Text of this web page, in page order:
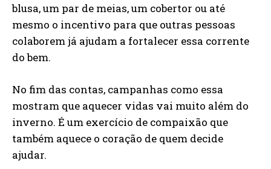
blusa, um par de meias, um cobertor ou até
mesmo o incentivo para que outras pessoas
colaborem já ajudam a fortalecer essa corrente
do bem.
No fim das contas, campanhas como essa
mostram que aquecer vidas vai muito além do
inverno. É um exercício de compaixão que
também aquece o coração de quem decide
ajudar.